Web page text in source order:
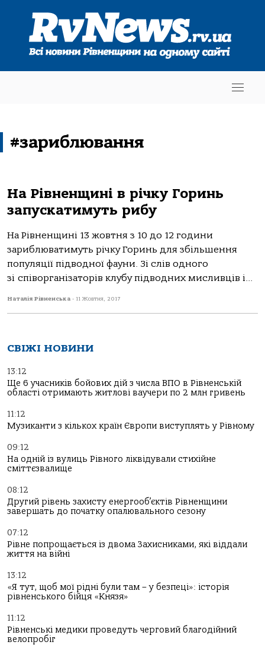
#зариблювання
На Рівненщині в річку Горинь
запускатимуть рибу
На Рівненщині 13 жовтня з 10 до 12 години
зариблюватимуть річку Горинь для збільшення
популяції підводної фауни. Зі слів одного
зі співорганізаторів клубу підводних мисливців і...
Наталія Рівненська - 11 Жовтня, 2017
СВІЖІ НОВИНИ
13:12
Ще 6 учасників бойових дій з числа ВПО в Рівненській
області отримають житлові ваучери по 2 млн гривень
11:12
Музиканти з кількох країн Європи виступлять у Рівному
09:12
На одній із вулиць Рівного ліквідували стихійне
сміттєзвалище
08:12
Другий рівень захисту енергооб’єктів Рівненщини
завершать до початку опалювального сезону
07:12
Рівне попрощається із двома Захисниками, які віддали
життя на війні
13:12
«Я тут, щоб мої рідні були там – у безпеці»: історія
рівненського бійця «Князя»
11:12
Рівненські медики проведуть черговий благодійний
велопробіг